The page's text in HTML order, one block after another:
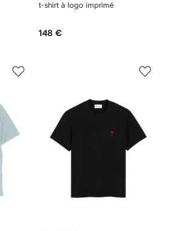
t-shirt à logo imprimé
148 €